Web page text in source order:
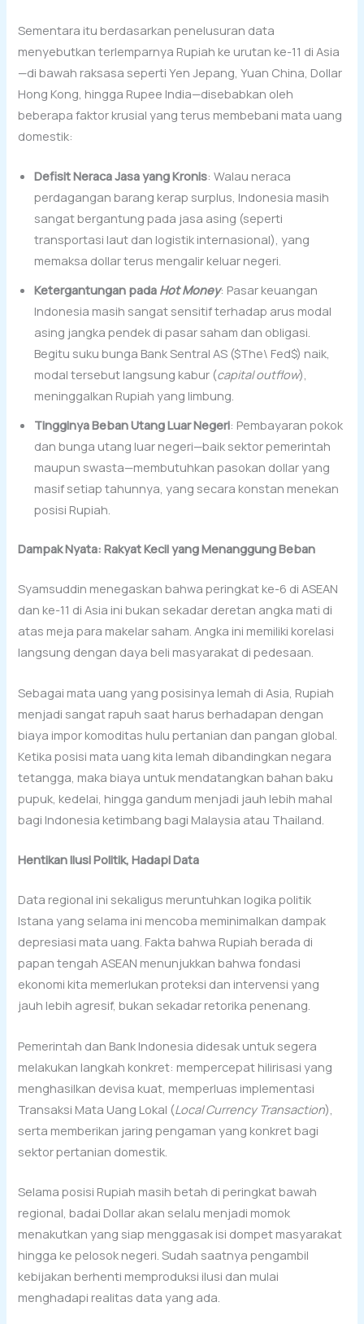
Sementara itu berdasarkan penelusuran data
menyebutkan terlemparnya Rupiah ke urutan ke-11 di Asia
—di bawah raksasa seperti Yen Jepang, Yuan China, Dollar
Hong Kong, hingga Rupee India—disebabkan oleh
beberapa faktor krusial yang terus membebani mata uang
domestik:
Defisit Neraca Jasa yang Kronis: Walau neraca
perdagangan barang kerap surplus, Indonesia masih
sangat bergantung pada jasa asing (seperti
transportasi laut dan logistik internasional), yang
memaksa dollar terus mengalir keluar negeri.
Ketergantungan pada Hot Money: Pasar keuangan
Indonesia masih sangat sensitif terhadap arus modal
asing jangka pendek di pasar saham dan obligasi.
Begitu suku bunga Bank Sentral AS ($The\ Fed$) naik,
modal tersebut langsung kabur (capital outflow),
meninggalkan Rupiah yang limbung.
Tingginya Beban Utang Luar Negeri: Pembayaran pokok
dan bunga utang luar negeri—baik sektor pemerintah
maupun swasta—membutuhkan pasokan dollar yang
masif setiap tahunnya, yang secara konstan menekan
posisi Rupiah.
Dampak Nyata: Rakyat Kecil yang Menanggung Beban
Syamsuddin menegaskan bahwa peringkat ke-6 di ASEAN
dan ke-11 di Asia ini bukan sekadar deretan angka mati di
atas meja para makelar saham. Angka ini memiliki korelasi
langsung dengan daya beli masyarakat di pedesaan.
Sebagai mata uang yang posisinya lemah di Asia, Rupiah
menjadi sangat rapuh saat harus berhadapan dengan
biaya impor komoditas hulu pertanian dan pangan global.
Ketika posisi mata uang kita lemah dibandingkan negara
tetangga, maka biaya untuk mendatangkan bahan baku
pupuk, kedelai, hingga gandum menjadi jauh lebih mahal
bagi Indonesia ketimbang bagi Malaysia atau Thailand.
Hentikan Ilusi Politik, Hadapi Data
Data regional ini sekaligus meruntuhkan logika politik
Istana yang selama ini mencoba meminimalkan dampak
depresiasi mata uang. Fakta bahwa Rupiah berada di
papan tengah ASEAN menunjukkan bahwa fondasi
ekonomi kita memerlukan proteksi dan intervensi yang
jauh lebih agresif, bukan sekadar retorika penenang.
Pemerintah dan Bank Indonesia didesak untuk segera
melakukan langkah konkret: mempercepat hilirisasi yang
menghasilkan devisa kuat, memperluas implementasi
Transaksi Mata Uang Lokal (Local Currency Transaction),
serta memberikan jaring pengaman yang konkret bagi
sektor pertanian domestik.
Selama posisi Rupiah masih betah di peringkat bawah
regional, badai Dollar akan selalu menjadi momok
menakutkan yang siap menggasak isi dompet masyarakat
hingga ke pelosok negeri. Sudah saatnya pengambil
kebijakan berhenti memproduksi ilusi dan mulai
menghadapi realitas data yang ada.